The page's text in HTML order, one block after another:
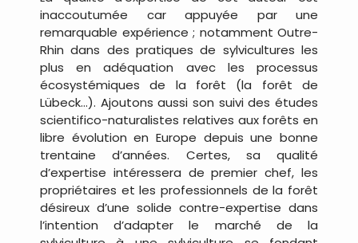
inaccoutumée car appuyée par une
remarquable expérience ; notamment Outre-
Rhin dans des pratiques de sylvicultures les
plus en adéquation avec les processus
écosystémiques de la forêt (la forêt de
Lübeck…). Ajoutons aussi son suivi des études
scientifico-naturalistes relatives aux forêts en
libre évolution en Europe depuis une bonne
trentaine d’années. Certes, sa qualité
d’expertise intéressera de premier chef, les
propriétaires et les professionnels de la forêt
désireux d’une solide contre-expertise dans
l’intention d’adapter le marché de la